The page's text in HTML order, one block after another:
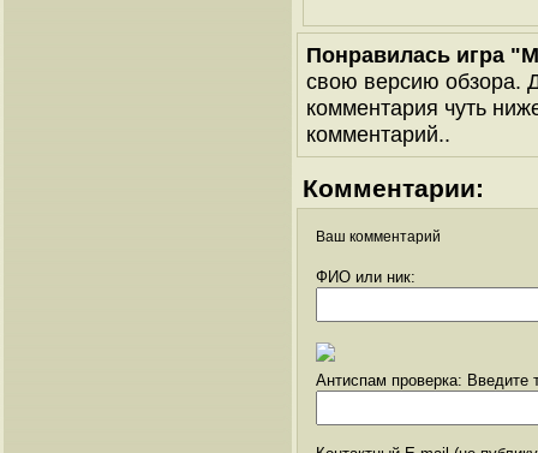
Понравилась игра
свою версию обзора.
комментария чуть
комментарий..
Комментарии:
Ваш комментарий
ФИО или ник:
Антиспам проверка: Введите